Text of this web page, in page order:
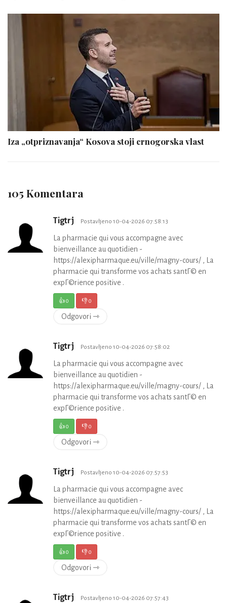
Iza „otpriznavanja“ Kosova stoji crnogorska vlast
105 Komentara
Tigtrj Postavljeno 10-04-2026 07:58:13
La pharmacie qui vous accompagne avec
bienveillance au quotidien -
https://alexipharmaque.eu/ville/magny-cours/ , La
pharmacie qui transforme vos achats santГ© en
expГ©rience positive .
👍0 👎0
Odgovori ⇾
Tigtrj Postavljeno 10-04-2026 07:58:02
La pharmacie qui vous accompagne avec
bienveillance au quotidien -
https://alexipharmaque.eu/ville/magny-cours/ , La
pharmacie qui transforme vos achats santГ© en
expГ©rience positive .
👍0 👎0
Odgovori ⇾
Tigtrj Postavljeno 10-04-2026 07:57:53
La pharmacie qui vous accompagne avec
bienveillance au quotidien -
https://alexipharmaque.eu/ville/magny-cours/ , La
pharmacie qui transforme vos achats santГ© en
expГ©rience positive .
👍0 👎0
Odgovori ⇾
Tigtrj Postavljeno 10-04-2026 07:57:43